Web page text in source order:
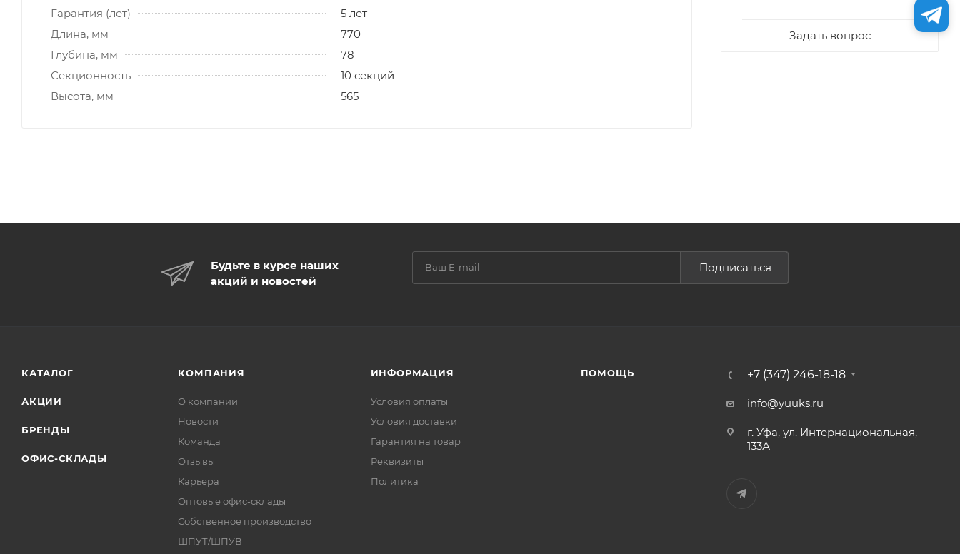
Гарантия (лет)
5 лет
Длина, мм
770
Глубина, мм
78
Секционность
10 секций
Высота, мм
565
Задать вопрос
Будьте в курсе наших
акций и новостей
Подписаться
КАТАЛОГ
АКЦИИ
БРЕНДЫ
ОФИС-СКЛАДЫ
КОМПАНИЯ
О компании
Новости
Команда
Отзывы
Карьера
Оптовые офис-склады
Собственное производство
ШПУТ/ШПУВ
ИНФОРМАЦИЯ
Условия оплаты
Условия доставки
Гарантия на товар
Реквизиты
Политика
ПОМОЩЬ +7 (347) 246-18-18
info@yuuks.ru
г. Уфа, ул. Интернациональная,
133А